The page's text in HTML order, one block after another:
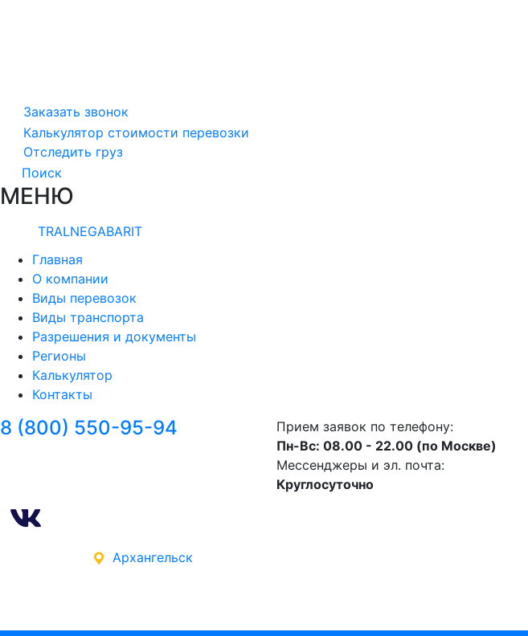
Заказать звонок
Калькулятор стоимости перевозки
Отследить груз
Поиск
МЕНЮ
TRALNEGABARIT
Главная
О компании
Виды перевозок
Виды транспорта
Разрешения и документы
Регионы
Калькулятор
Контакты
8 (800) 550-95-94
Прием заявок по телефону:
Пн-Вс: 08.00 - 22.00 (по Москве)
Мессенджеры и эл. почта:
Круглосуточно
Архангельск